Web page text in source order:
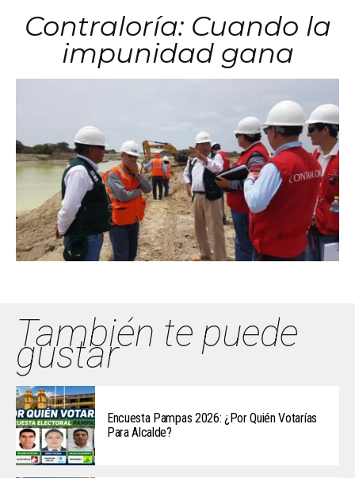
Contraloría: Cuando la
impunidad gana
También te puede
gustar
Encuesta Pampas 2026: ¿Por Quién Votarías
Para Alcalde?